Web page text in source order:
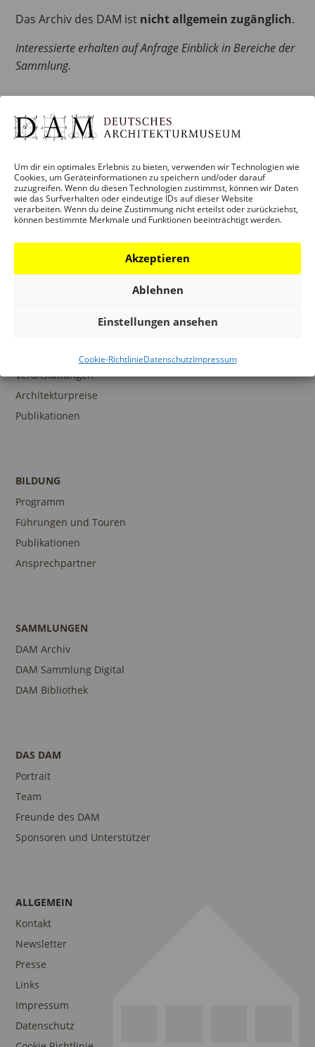
Um dir ein optimales Erlebnis zu bieten, verwenden wir Technologien wie
Cookies, um Geräteinformationen zu speichern und/oder darauf
zuzugreifen. Wenn du diesen Technologien zustimmst, können wir Daten
wie das Surfverhalten oder eindeutige IDs auf dieser Website
verarbeiten. Wenn du deine Zustimmung nicht erteilst oder zurückziehst,
können bestimmte Merkmale und Funktionen beeinträchtigt werden.
Akzeptieren
Ablehnen
Einstellungen ansehen
Cookie-RichtlinieDatenschutzImpressum
Das Archiv des DAM ist nicht allgemein zugänglich.
Interessierte erhalten auf Anfrage Einblick in Bereiche der
Sammlung.
BESUCH
Infos und Services
Ausstellungen
Veranstaltungen
Architekturpreise
Publikationen
BILDUNG
Programm
Führungen und Touren
Publikationen
Ansprechpartner
SAMMLUNGEN
DAM Archiv
DAM Sammlung Digital
DAM Bibliothek
DAS DAM
Portrait
Team
Freunde des DAM
Sponsoren und Unterstützer
ALLGEMEIN
Kontakt
Newsletter
Presse
Links
Impressum
Datenschutz